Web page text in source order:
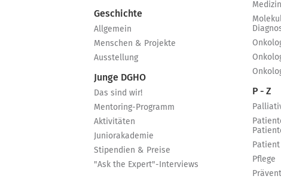
Geschichte
Allgemein
Menschen & Projekte
Ausstellung
Junge DGHO
Das sind wir!
Mentoring-Programm
Aktivitäten
Juniorakademie
Stipendien & Preise
"Ask the Expert"-Interviews
P - Z
Patient
Pflege